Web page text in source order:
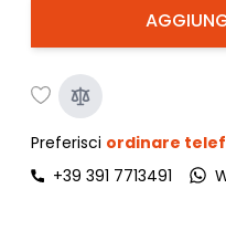
Preferisci ordinare
+39 391 7713491